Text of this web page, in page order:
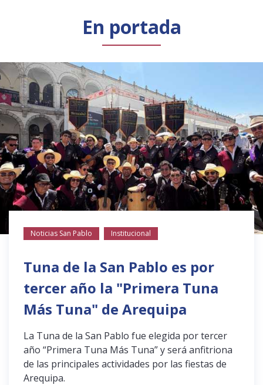
En portada
Noticias San Pablo Institucional
Tuna de la San Pablo es por
tercer año la "Primera Tuna
Más Tuna" de Arequipa
La Tuna de la San Pablo fue elegida por tercer
año “Primera Tuna Más Tuna” y será anfitriona
de las principales actividades por las fiestas de
Arequipa.